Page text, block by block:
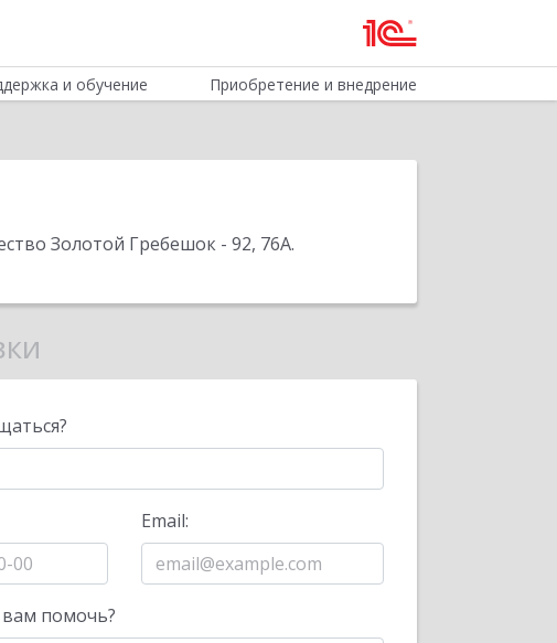
и обучение Приобретение и внедрение
Золотой Гребешок - 92, 76А.
Email:
помочь?